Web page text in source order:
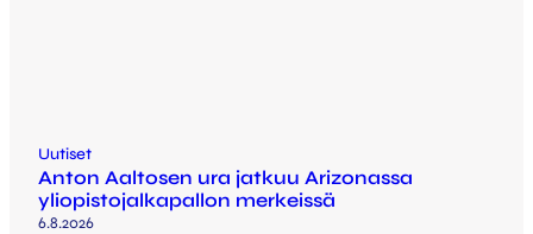
Uutiset
Anton Aaltosen ura jatkuu Arizonassa
yliopistojalkapallon merkeissä
6.8.2026